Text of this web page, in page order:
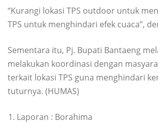
“Kurangi lokasi TPS outdoor untuk
TPS untuk menghindari efek cuaca”,
Sementara itu, Pj. Bupati Bantaeng
melakukan koordinasi dengan
terkait lokasi TPS guna menghindari
tuturnya. (HUMAS)
Laporan : Borahima